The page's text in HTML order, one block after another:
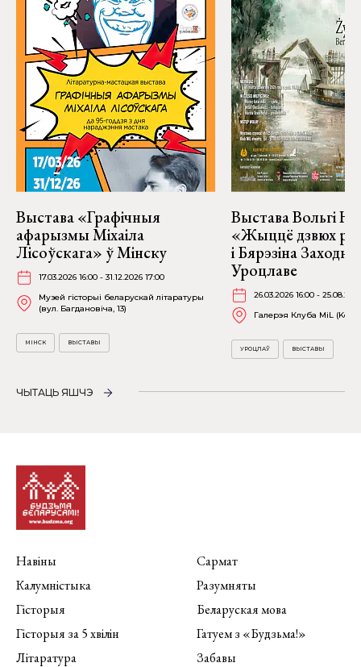
Выстава «Графічныя
афарызмы Міхаіла
Лісоўскага» ў Мінску
17.03.2026 16:00 - 31.12.2026 17:00
Музей гісторыі беларускай літаратуры
(вул. Багдановіча, 13)
МІНСК ВЫСТАВЫ
Выстава Вольгі
«Жыццё дзвюх
і Бярэзіна
Уроцлаве
26.03.2026 16:00 -
Галерэя Клуба MiL
УРОЦЛАЎ ВЫСТАВЫ
ЧЫТАЦЬ ЯШЧЭ
Навіны
Калумністыка
Гісторыя
Гісторыя за 5 хвілін
Літаратура
Сармат
Разумняты
Беларуская мова
Гатуем з «Будзьма!»
Забавы